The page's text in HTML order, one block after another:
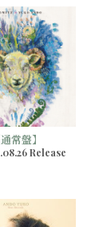
常盤】
Release